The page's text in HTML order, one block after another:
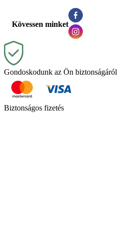
Kövessen minket
Gondoskodunk az Ön biztonságáról
Biztonságos fizetés